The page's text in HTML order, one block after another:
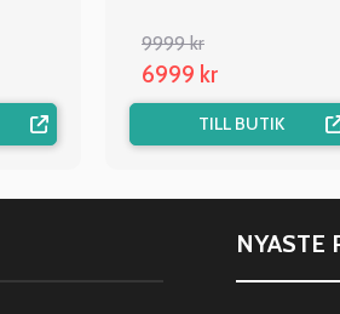
9999 kr
6999 kr
TILL BUTIK
NYASTE